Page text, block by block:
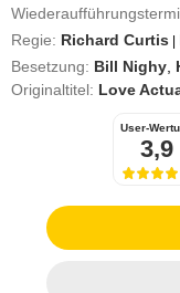
Regie: Richard Curtis
Besetzung: Bill Nighy
Originaltitel: Love
User-
3,9